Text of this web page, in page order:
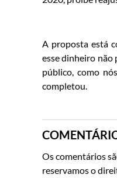
A proposta está
esse dinheiro não
público, como
completou.
Os comentários
reservamos o